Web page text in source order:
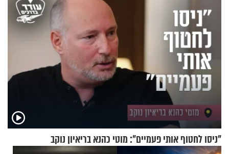
"ניסו לחטוף אותי פעמיים": מוטי כהנא בריאיון נוקב